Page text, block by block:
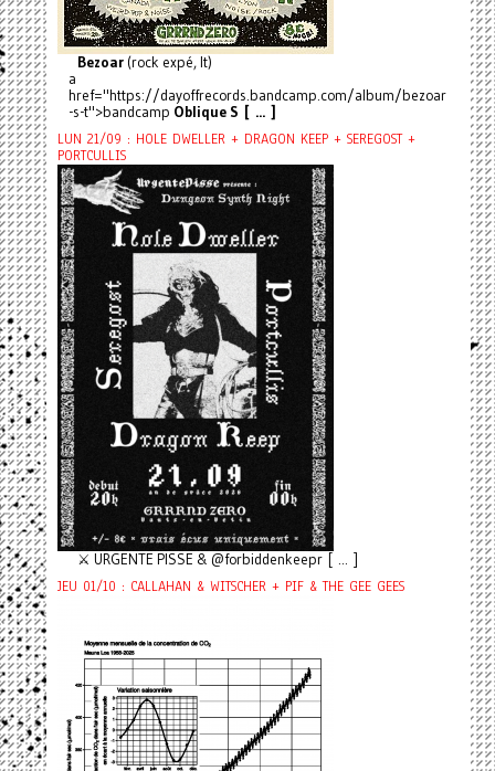
Bezoar(rock expé, It)
a
href="https://dayoffrecords.bandcamp.com/album/bezoar
-s-t">bandcamp Oblique S [ ... ]
LUN 21/09 : HOLE DWELLER + DRAGON KEEP + SEREGOST +
PORTCULLIS
⚔️ URGENTE PISSE & @forbiddenkeepr [ ... ]
JEU 01/10 : CALLAHAN & WITSCHER + PIF & THE GEE GEES